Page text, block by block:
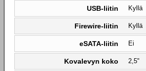
USB-liitin Kyllä
Firewire-liitin Kyllä
eSATA-liitin Ei
Kovalevyn koko 2,5"